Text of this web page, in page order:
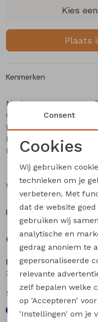
Bermuda's
Kies
Plaats
Kenmerken
Merk
Categorie
Leverancierscode
Bestelcode
Kleur
Winkelvoorraad
Ruilen en retourneren
Gerelateerde
Bakkaboe
9,99
Noodzakelijke
Analytische
Marketing cookies
Consent
Cookies
Wij gebruiken
technieken om je
verbeteren. Met
dat de website
gebruiken wij
analytische en
gedrag anoniem te
gepersonaliseerde
relevante
zelf bepalen welke
op 'Accepteren'
'Instellingen' om je